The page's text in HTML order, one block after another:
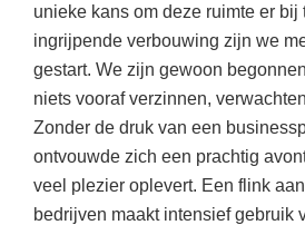
unieke kans om deze ruimte er bij
ingrijpende verbouwing zijn we
gestart. We zijn gewoon
niets vooraf verzinnen,
Zonder de druk van een
ontvouwde zich een prachtig
veel plezier oplevert. Een flink
bedrijven maakt intensief gebruik